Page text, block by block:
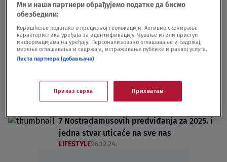
"Živi Nostradamus" upozorio na "sudnji
dan": Naredna tri meseca biće odlučujuća
LIFESTYLE06.10.25. 56
"Novi Nostradamus" najavio burnu 2025:
svetu, Hari i Megan će se razvesti, a
Amerika će se umešati u aktuelne ratove
7 Nostradamusovih predviđanja za 2025. i
jedna stvar uticaće na sve nas
LIFESTYLE26.12.24.
Ми и наши партнери обрађујемо податке да бисмо
обезбедили:
Коришћење података о прецизној геолокацији. Активно скенирање
карактеристика уређаја за идентификацију. Чување и/или приступ
информацијама на уређају. Персонализовано оглашавање и садржај,
мерење оглашавања и садржаја, истраживање публике и развој услуга.
Листа партнера (добављача)
Приказ сврха Прихватам